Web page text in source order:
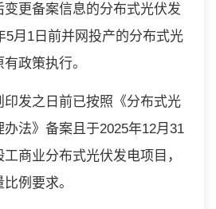
更备案信息的分布式光伏发
5月1日前并网投产的分布式光
政策执行。
发之日前已按照《分布式光
法》备案且于2025年12月31
商业分布式光伏发电项目，
例要求。